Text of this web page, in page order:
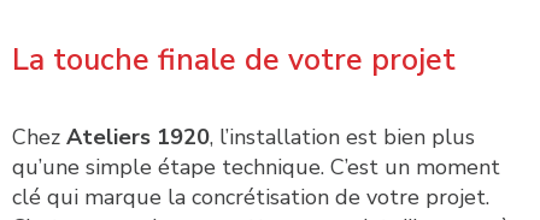
La touche finale de votre projet
Chez Ateliers 1920, l’installation est bien plus
qu’une simple étape technique. C’est un moment
clé qui marque la concrétisation de votre projet.